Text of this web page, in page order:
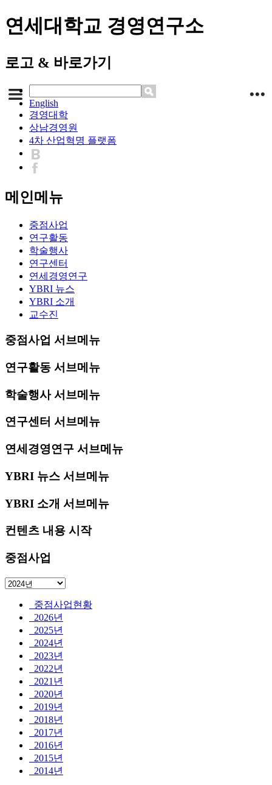
연세대학교 경영연구소
로고 & 바로가기
English
경영대학
상남경영원
4차 산업혁명 플랫폼
메인메뉴
중점사업
연구활동
학술행사
연구센터
연세경영연구
YBRI 뉴스
YBRI 소개
교수진
중점사업 서브메뉴
연구활동 서브메뉴
학술행사 서브메뉴
연구센터 서브메뉴
연세경영연구 서브메뉴
YBRI 뉴스 서브메뉴
YBRI 소개 서브메뉴
컨텐츠 내용 시작
중점사업
중점사업현황
2026년
2025년
2024년
2023년
2022년
2021년
2020년
2019년
2018년
2017년
2016년
2015년
2014년